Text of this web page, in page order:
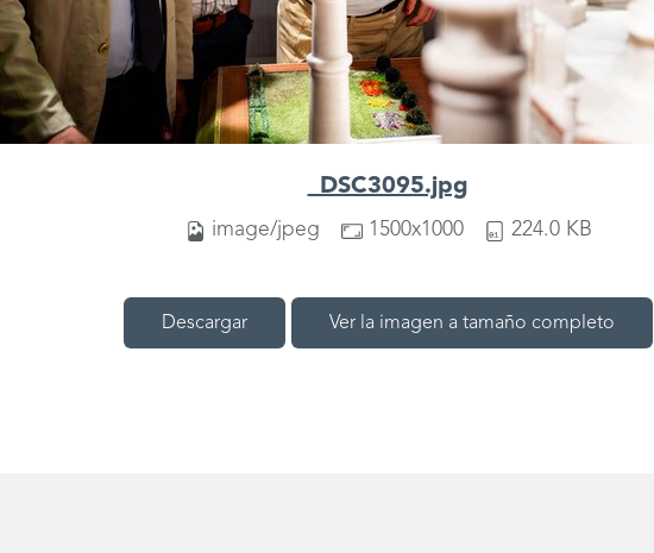
_DSC3095.jpg
image/jpeg 1500x1000 224.0 KB
Descargar Ver la imagen a tamaño completo